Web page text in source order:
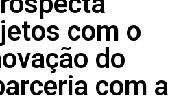
com o
do
com a